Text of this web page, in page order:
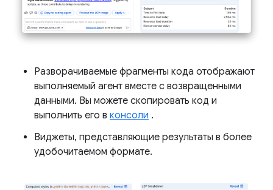
Разворачиваемые фрагменты кода отображают
выполняемый агент вместе с возвращенными
данными. Вы можете скопировать код и
выполнить его в консоли .
Виджеты, представляющие результаты в более
удобочитаемом формате.